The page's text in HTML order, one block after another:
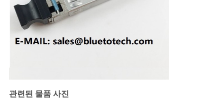
POLICY
관련된 물품 사진